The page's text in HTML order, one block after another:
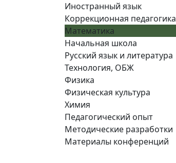
Иностранный язык
Коррекционная педагогика
Математика
Начальная школа
Русский язык и литература
Технология, ОБЖ
Физика
Физическая культура
Химия
Педагогический опыт
Методические разработки
Материалы конференций